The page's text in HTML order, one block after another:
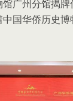
广州分馆揭
国华侨历史